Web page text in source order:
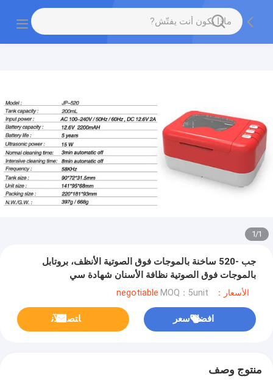
1
/
1
جب -520 ساخنة بالموجات فوق الصوتية الأنظف، بروتابل
بالموجات فوق الصوتية نظافة الأسنان شهادة سي
الأسعار：negotiable MOQ：5unit
افضل سعر ﺎﺘﺼﻟ ﺍﻶﻧ
منتوج وصف